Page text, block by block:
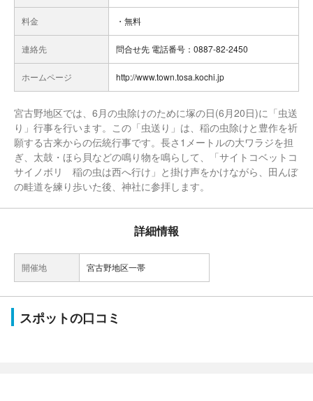
料金 ・無料
連絡先 問合せ先 電話番号：0887-82-2450
ホームページ http://www.town.tosa.kochi.jp
宮古野地区では、6月の虫除けのために塚の日(6月20日)に「虫送
り」行事を行います。この「虫送り」は、稲の虫除けと豊作を祈
願する古来からの伝統行事です。長さ1メートルの大ワラジを担
ぎ、太鼓・ほら貝などの鳴り物を鳴らして、「サイトコベットコ
サイノボリ 稲の虫は西へ行け」と掛け声をかけながら、田んぼ
の畦道を練り歩いた後、神社に参拝します。
詳細情報
開催地 宮古野地区一帯
スポットの口コミ